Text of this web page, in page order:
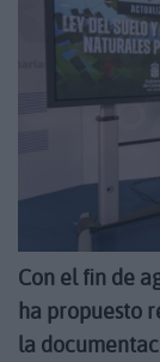
Con el fin de
ha propuesto
la